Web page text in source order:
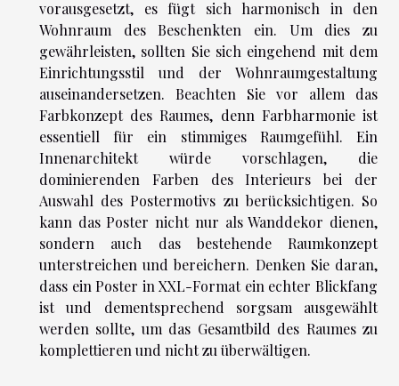
vorausgesetzt, es fügt sich harmonisch in den
Wohnraum des Beschenkten ein. Um dies zu
gewährleisten, sollten Sie sich eingehend mit dem
Einrichtungsstil und der Wohnraumgestaltung
auseinandersetzen. Beachten Sie vor allem das
Farbkonzept des Raumes, denn Farbharmonie ist
essentiell für ein stimmiges Raumgefühl. Ein
Innenarchitekt würde vorschlagen, die
dominierenden Farben des Interieurs bei der
Auswahl des Postermotivs zu berücksichtigen. So
kann das Poster nicht nur als Wanddekor dienen,
sondern auch das bestehende Raumkonzept
unterstreichen und bereichern. Denken Sie daran,
dass ein Poster in XXL-Format ein echter Blickfang
ist und dementsprechend sorgsam ausgewählt
werden sollte, um das Gesamtbild des Raumes zu
komplettieren und nicht zu überwältigen.